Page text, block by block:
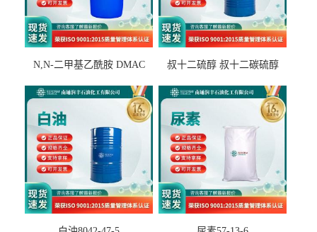
N,N-二甲基乙酰胺 DMAC
叔十二硫醇 叔十二碳硫醇